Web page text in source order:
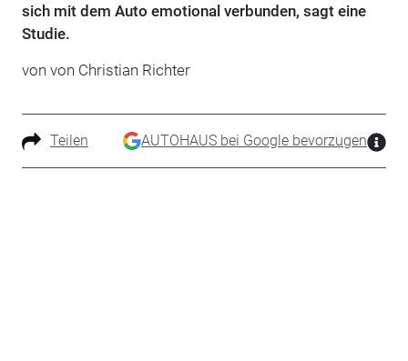
sich mit dem Auto emotional verbunden, sagt eine
Studie.
von von Christian Richter
Teilen AUTOHAUS bei Google bevorzugen